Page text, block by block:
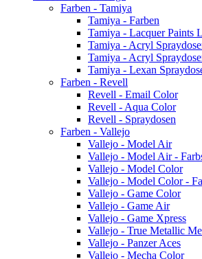
Farben - Tamiya
Tamiya - Farben
Tamiya - Lacquer Paints
Tamiya - Acryl
Tamiya - Acryl
Tamiya - Lexan
Farben - Revell
Revell - Email Color
Revell - Aqua Color
Revell - Spraydosen
Farben - Vallejo
Vallejo - Model Air
Vallejo - Model Air -
Vallejo - Model Color
Vallejo - Model Color -
Vallejo - Game Color
Vallejo - Game Air
Vallejo - Game Xpress
Vallejo - True Metallic
Vallejo - Panzer Aces
Vallejo - Mecha Color